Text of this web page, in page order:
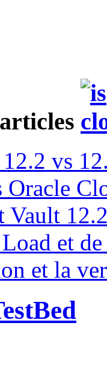
vs
Oracle
Vault
et
et la